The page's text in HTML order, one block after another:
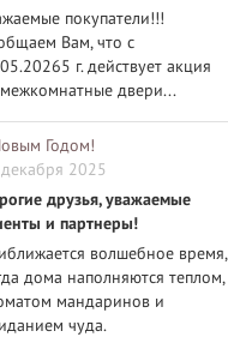
покупатели!!!
Вам, что с
г. действует акция
двери...
Годом!
2025
друзья, уважаемые
и партнеры!
волшебное время,
дома наполняются теплом,
мандаринов и
чуда.